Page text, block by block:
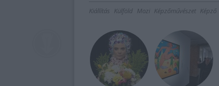
Kiállítás Külföld Mozi Képzőművészet Képző